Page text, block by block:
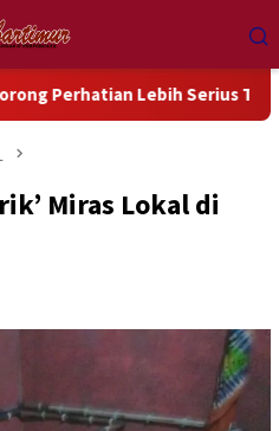
Lebih Serius Terhadap Isu
Miras Lokal di